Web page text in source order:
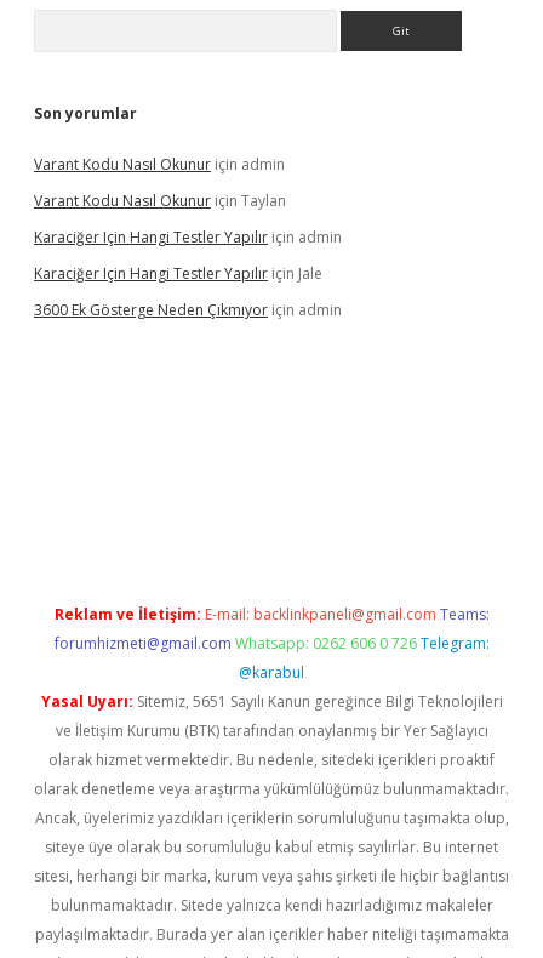
Son yorumlar
Varant Kodu Nasıl Okunur için admin
Varant Kodu Nasıl Okunur için Taylan
Karaciğer Için Hangi Testler Yapılır için admin
Karaciğer Için Hangi Testler Yapılır için Jale
3600 Ek Gösterge Neden Çıkmıyor için admin
Reklam ve İletişim: E-mail: backlinkpaneli@gmail.com Teams:
forumhizmeti@gmail.com Whatsapp: 0262 606 0 726 Telegram:
@karabul
Yasal Uyarı: Sitemiz, 5651 Sayılı Kanun gereğince Bilgi Teknolojileri
ve İletişim Kurumu (BTK) tarafından onaylanmış bir Yer Sağlayıcı
olarak hizmet vermektedir. Bu nedenle, sitedeki içerikleri proaktif
olarak denetleme veya araştırma yükümlülüğümüz bulunmamaktadır.
Ancak, üyelerimiz yazdıkları içeriklerin sorumluluğunu taşımakta olup,
siteye üye olarak bu sorumluluğu kabul etmiş sayılırlar. Bu internet
sitesi, herhangi bir marka, kurum veya şahıs şirketi ile hiçbir bağlantısı
bulunmamaktadır. Sitede yalnızca kendi hazırladığımız makaleler
paylaşılmaktadır. Burada yer alan içerikler haber niteliği taşımamakta